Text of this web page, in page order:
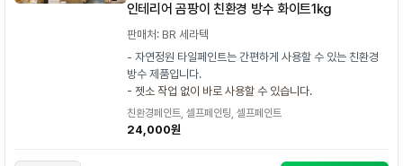
인테리어 곰팡이 친환경 방수 화이트1kg
판매처: BR 세라텍
- 자연정원 타일페인트는 간편하게 사용할 수 있는 친환경
방수 제품입니다.
- 젯소 작업 없이 바로 사용할 수 있습니다.
친환경페인트, 셀프페인팅, 셀프페인트
24,000원